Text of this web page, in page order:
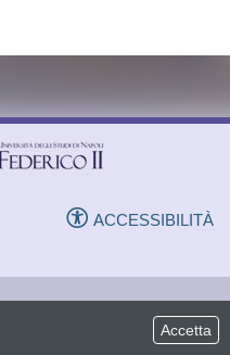
ACCESSIBILITÀ
Accetta